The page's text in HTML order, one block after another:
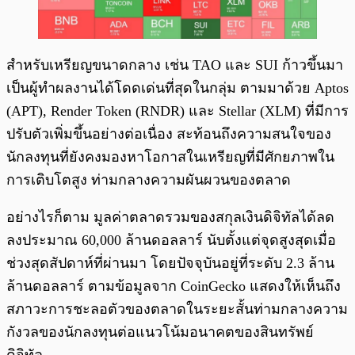
สำหรับเหรียญขนาดกลาง เช่น TAO และ SUI ก้าวขึ้นมา
เป็นผู้ทำผลงานได้โดดเด่นที่สุดในกลุ่ม ตามมาด้วย Aptos
(APT), Render Token (RNDR) และ Stellar (XLM) ที่มีการ
ปรับตัวเพิ่มขึ้นอย่างต่อเนื่อง สะท้อนถึงความสนใจของ
นักลงทุนที่ยังคงมองหาโอกาสในเหรียญที่มีศักยภาพใน
การเติบโตสูง ท่ามกลางความผันผวนของตลาด
อย่างไรก็ตาม มูลค่าตลาดรวมของสกุลเงินดิจิทัลได้ลด
ลงประมาณ 60,000 ล้านดอลลาร์ นับตั้งแต่จุดสูงสุดเมื่อ
ช่วงสุดสัปดาห์ที่ผ่านมา โดยปัจจุบันอยู่ที่ระดับ 2.3 ล้าน
ล้านดอลลาร์ ตามข้อมูลจาก CoinGecko แสดงให้เห็นถึง
สภาวะการชะลอตัวของตลาดในระยะสั้นท่ามกลางความ
กังวลของนักลงทุนต่อแนวโน้มอนาคตของสินทรัพย์